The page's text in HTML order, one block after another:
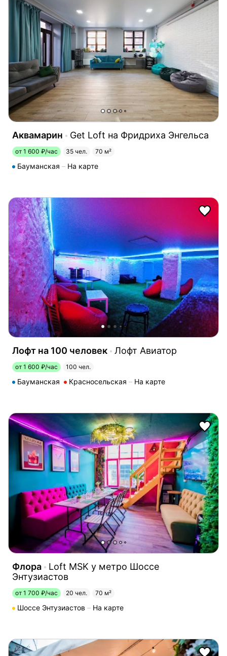
Аквамарин Get Loft на Фридриха Энгельса
от 1 600 ₽/час 35 чел. 70 м²
Бауманская На карте
Лофт на 100 человек Лофт Авиатор
от 1 600 ₽/час 100 чел.
Бауманская Красносельская На карте
Флора
Loft MSK у метро Шоссе
Энтузиастов
от 1 700 ₽/час 20 чел. 70 м²
Шоссе Энтузиастов На карте